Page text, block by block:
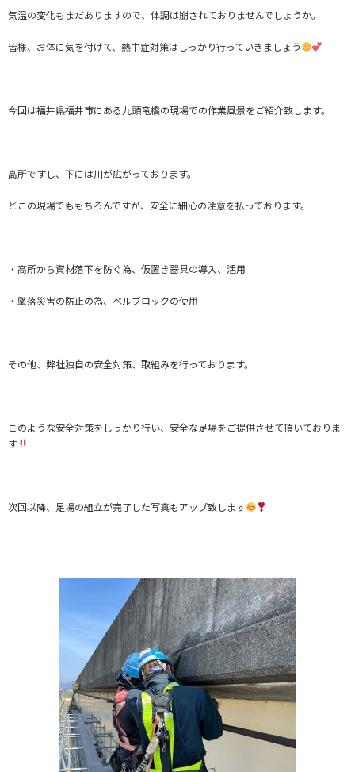
気温の変化もまだありますので、体調は崩されておりませんでしょうか。
皆様、お体に気を付けて、熱中症対策はしっかり行っていきましょう
今回は福井県福井市にある九頭竜橋の現場での作業風景をご紹介致します。
高所ですし、下には川が広がっております。
どこの現場でももちろんですが、安全に細心の注意を払っております。
・高所から資材落下を防ぐ為、仮置き器具の導入、活用
・墜落災害の防止の為、ベルブロックの使用
その他、弊社独自の安全対策、取組みを行っております。
このような安全対策をしっかり行い、安全な足場をご提供させて頂いておりま
す
次回以降、足場の組立が完了した写真もアップ致します